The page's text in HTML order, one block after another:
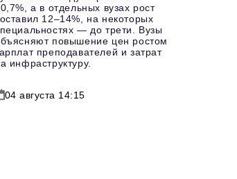
а в отдельных вузах рост
12–14%, на некоторых
— до трети. Вузы
повышение цен ростом
преподавателей и затрат
инфраструктуру.
04 августа 14:15